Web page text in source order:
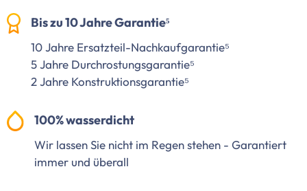
Bis zu 10 Jahre Garantie⁵
10 Jahre Ersatzteil-Nachkaufgarantie⁵
5 Jahre Durchrostungsgarantie⁵
2 Jahre Konstruktionsgarantie⁵
100% wasserdicht
Wir lassen Sie nicht im Regen stehen - Garantiert
immer und überall